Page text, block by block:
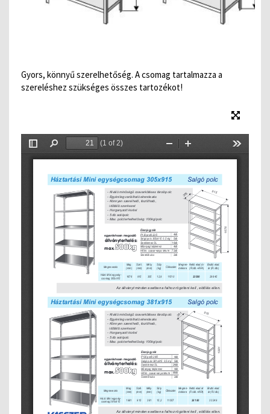
Gyors, könnyű szerelhetőség. A csomag tartalmazza a
szereléshez szükséges összes tartozékot!